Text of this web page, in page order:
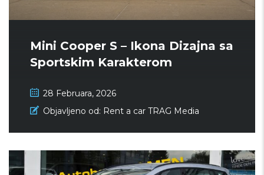
Mini Cooper S – Ikona Dizajna sa
Sportskim Karakterom
28 Februara, 2026
Objavljeno od: Rent a car TRAG Media